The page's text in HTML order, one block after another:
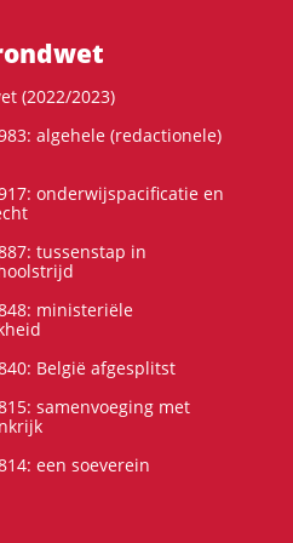
(2022/2023)
algehele (redactionele)
onderwijspacificatie en
tussenstap in
ministeriële
België afgesplitst
samenvoeging met
een soeverein